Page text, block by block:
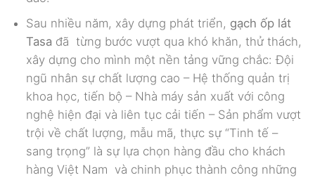
Sau nhiều năm, xây dựng phát triển, gạch ốp lát
Tasa đã từng bước vượt qua khó khăn, thử thách,
xây dựng cho mình một nền tảng vững chắc: Đội
ngũ nhân sự chất lượng cao – Hệ thống quản trị
khoa học, tiến bộ – Nhà máy sản xuất với công
nghệ hiện đại và liên tục cải tiến – Sản phẩm vượt
trội về chất lượng, mẫu mã, thực sự “Tinh tế –
sang trọng” là sự lựa chọn hàng đầu cho khách
hàng Việt Nam và chinh phục thành công những